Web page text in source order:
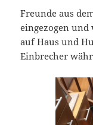
Freunde aus
eingezogen und
auf Haus und
Einbrecher